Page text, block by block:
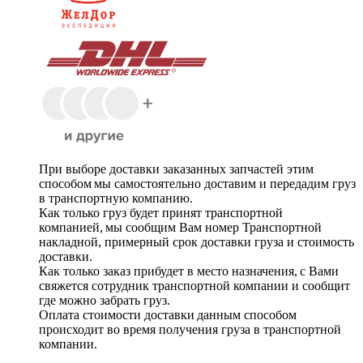
При выборе доставки заказанных запчастей этим
способом мы самостоятельно доставим и передадим груз
в транспортную компанию.
Как только груз будет принят транспортной
компанией, мы сообщим Вам номер Транспортной
накладной, примерный срок доставки груза и стоимость
доставки.
Как только заказ прибудет в место назначения, с Вами
свяжется сотрудник транспортной компании и сообщит
где можно забрать груз.
Оплата стоимости доставки данным способом
происходит во время получения груза в транспортной
компании.